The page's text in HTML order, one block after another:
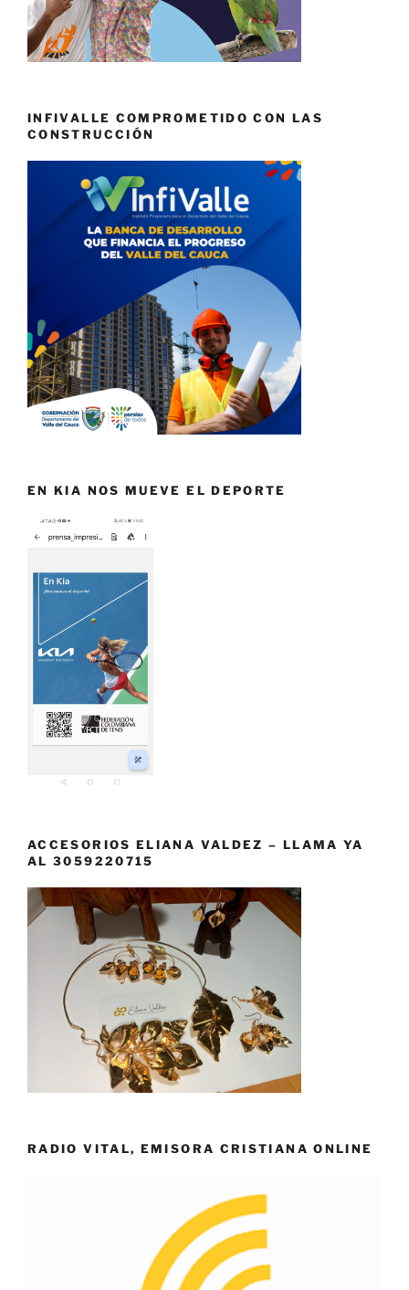
INFIVALLE COMPROMETIDO CON LAS
CONSTRUCCIÓN
EN KIA NOS MUEVE EL DEPORTE
ACCESORIOS ELIANA VALDEZ – LLAMA YA
AL 3059220715
RADIO VITAL, EMISORA CRISTIANA ONLINE